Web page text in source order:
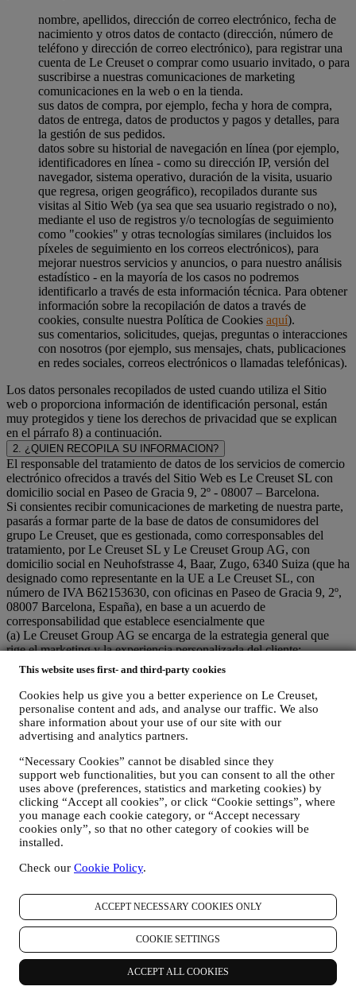
This website uses first- and third-party cookies
Cookies help us give you a better experience on Le Creuset,
personalise content and ads, and analyse our traffic. We also
share information about your use of our site with our
advertising and analytics partners.
“Necessary Cookies” cannot be disabled since they
support web functionalities, but you can consent to all the other
uses above (preferences, statistics and marketing cookies) by
clicking “Accept all cookies”, or click “Cookie settings”, where
you manage each cookie category, or “Accept necessary
cookies only”, so that no other category of cookies will be
installed.
Check our Cookie Policy.
ACCEPT NECESSARY COOKIES ONLY
COOKIE SETTINGS
ACCEPT ALL COOKIES
nombre, apellidos, dirección de correo electrónico, fecha de
nacimiento y otros datos de contacto (dirección, número de
teléfono y dirección de correo electrónico), para registrar una
cuenta de Le Creuset o comprar como usuario invitado, o para
suscribirse a nuestras comunicaciones de marketing
comunicaciones en la web o en la tienda.
sus datos de compra, por ejemplo, fecha y hora de compra,
datos de entrega, datos de productos y pagos y detalles, para
la gestión de sus pedidos.
datos sobre su historial de navegación en línea (por ejemplo,
identificadores en línea - como su dirección IP, versión del
navegador, sistema operativo, duración de la visita, usuario
que regresa, origen geográfico), recopilados durante sus
visitas al Sitio Web (ya sea que sea usuario registrado o no),
mediante el uso de registros y/o tecnologías de seguimiento
como "cookies" y otras tecnologías similares (incluidos los
píxeles de seguimiento en los correos electrónicos), para
mejorar nuestros servicios y anuncios, o para nuestro análisis
estadístico - en la mayoría de los casos no podremos
identificarlo a través de esta información técnica. Para obtener
información sobre la recopilación de datos a través de
cookies, consulte nuestra Política de Cookies aquí).
sus comentarios, solicitudes, quejas, preguntas o interacciones
con nosotros (por ejemplo, sus mensajes, chats, publicaciones
en redes sociales, correos electrónicos o llamadas telefónicas).
Los datos personales recopilados de usted cuando utiliza el Sitio
web o proporciona información de identificación personal, están
muy protegidos y tiene los derechos de privacidad que se explican
en el párrafo 8) a continuación.
2. ¿QUIEN RECOPILA SU INFORMACION?
El responsable del tratamiento de datos de los servicios de comercio
electrónico ofrecidos a través del Sitio Web es Le Creuset SL con
domicilio social en Paseo de Gracia 9, 2º - 08007 – Barcelona.
Si consientes recibir comunicaciones de marketing de nuestra parte,
pasarás a formar parte de la base de datos de consumidores del
grupo Le Creuset, que es gestionada, como corresponsables del
tratamiento, por Le Creuset SL y Le Creuset Group AG, con
domicilio social en Neuhofstrasse 4, Baar, Zugo, 6340 Suiza (que ha
designado como representante en la UE a Le Creuset SL, con
número de IVA B62153630, con oficinas en Paseo de Gracia 9, 2º,
08007 Barcelona, España), en base a un acuerdo de
corresponsabilidad que establece esencialmente que
(a) Le Creuset Group AG se encarga de la estrategia general que
rige el marketing y la experiencia personalizada del cliente;
(b) las entidades locales de Le Creuset se benefician e implementan
dicha estrategia, así como desarrollan de manera independiente
comunicaciones/iniciativas de marketing a nivel local (dentro de un
país específico);
(c) ambos corresponsables están obligados a atender las solicitudes
de derechos de los interesados.
Podemos procesar sus datos para los siguientes fines:
PARA NUESTRAS OBLIGACIONES LEGALES Es
posible que tengamos que procesar algunos datos sobre usted
para cumplir con nuestras obligaciones legales y otras
obligaciones derivadas de las instrucciones recibidas de las
autoridades.
PARA CREAR UNA CUENTA LE CREUSET
que le dará acceso a una serie de ventajas dedicadas a los
usuarios registrados, para disfrutar mejor de nuestros
servicios, tales como un pago más rápido, guardar múltiples
direcciones de envío, ver y realizar un seguimiento de
pedidos. Cualquier actividad de procesamiento es necesaria
para permitirnos proporcionarle estos servicios como titular de
una cuenta de Le Creuset.